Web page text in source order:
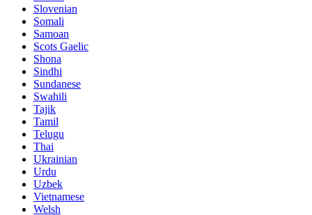
Slovenian
Somali
Samoan
Scots Gaelic
Shona
Sindhi
Sundanese
Swahili
Tajik
Tamil
Telugu
Thai
Ukrainian
Urdu
Uzbek
Vietnamese
Welsh